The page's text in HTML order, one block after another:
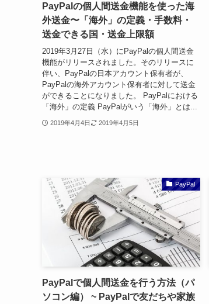
PayPalの個人間送金機能を使った海
外送金〜「海外」の定義・手数料・
送金できる国・送金上限額
2019年3月27日（水）にPayPalの個人間送金
機能がリリースされました。そのリリースに
伴い、PayPalの日本アカウント保有者が、
PayPalの海外アカウント保有者に対して送金
ができることになりました。 PayPalにおける
「海外」の定義 PayPalがいう「海外」とは...
2019年4月4日 2019年4月5日
PayPal
PayPalで個人間送金を行う方法（パ
ソコン編） ~ PayPalで友だちや家族